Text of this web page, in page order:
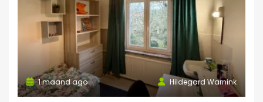
Hildegard Warnink
1 maand ago